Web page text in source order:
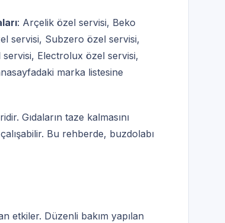
: Arçelik özel servisi, Beko
servisi, Subzero özel servisi,
, Electrolux özel servisi,
marka listesine
Gıdaların taze kalmasını
Bu rehberde, buzdolabı
etkiler. Düzenli bakım yapılan